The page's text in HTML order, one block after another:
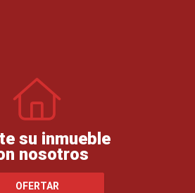
su inmueble
nosotros
OFERTAR